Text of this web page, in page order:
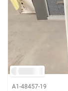
A1-48457-19